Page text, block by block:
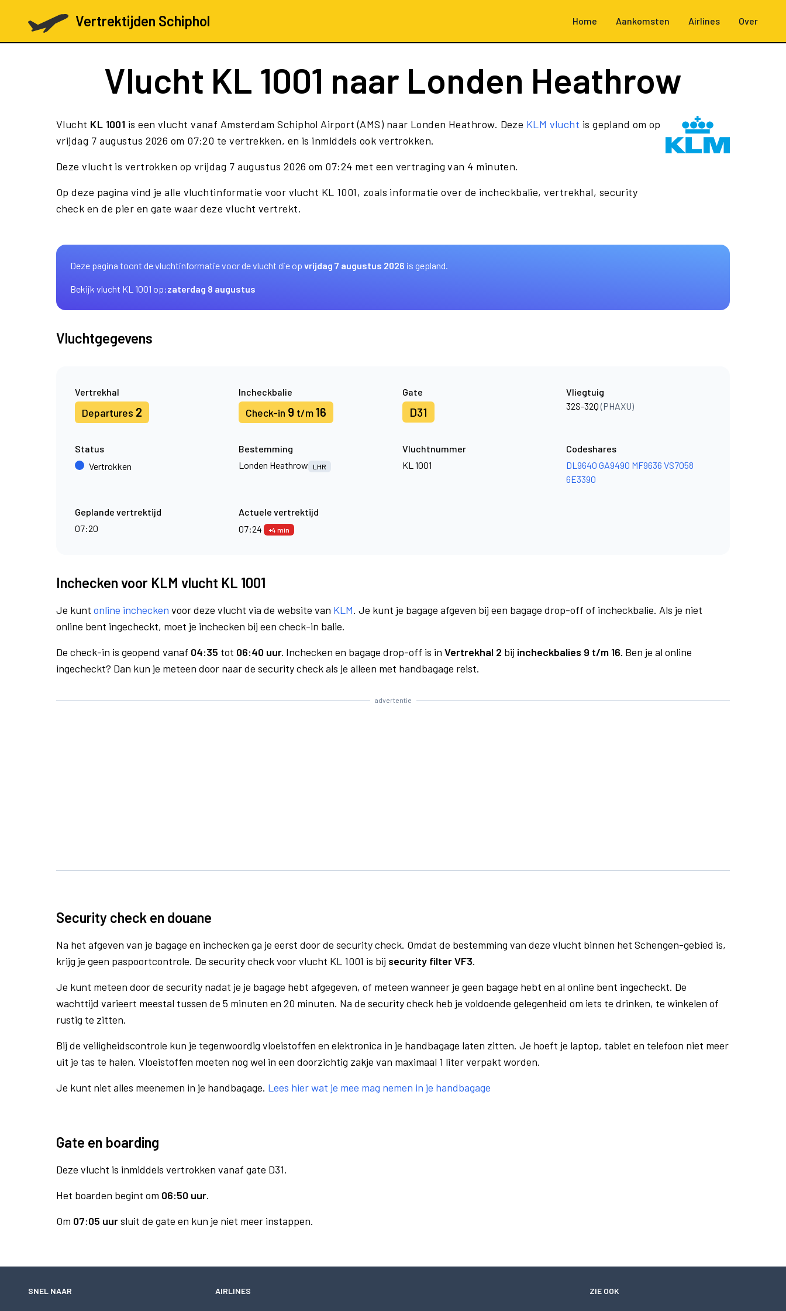
Vertrektijden Schiphol Home Aankomsten Airlines Over
Vlucht KL 1001 naar Londen Heathrow
Vlucht KL 1001 is een vlucht vanaf Amsterdam Schiphol Airport (AMS) naar Londen Heathrow. Deze KLM vlucht is gepland om op
vrijdag 7 augustus 2026 om 07:20 te vertrekken, en is inmiddels ook vertrokken.
Deze vlucht is vertrokken op vrijdag 7 augustus 2026 om 07:24 met een vertraging van 4 minuten.
Op deze pagina vind je alle vluchtinformatie voor vlucht KL 1001, zoals informatie over de incheckbalie, vertrekhal, security
check en de pier en gate waar deze vlucht vertrekt.
Deze pagina toont de vluchtinformatie voor de vlucht die op vrijdag 7 augustus 2026 is gepland.
Bekijk vlucht KL 1001 op:zaterdag 8 augustus
Vluchtgegevens
Vertrekhal
Departures 2
Incheckbalie
Check-in 9 t/m16
Gate
D31
Vliegtuig
32S-32Q(PHAXU)
Status
Vertrokken
Bestemming
Londen Heathrow
LHR
Vluchtnummer
KL 1001
Codeshares
DL9640 GA9490 MF9636 VS7058
6E3390
Geplande vertrektijd
07:20
Actuele vertrektijd
07:24
+4 min
Inchecken voor KLM vlucht KL 1001
Je kunt online inchecken voor deze vlucht via de website van KLM. Je kunt je bagage afgeven bij een bagage drop-off of incheckbalie. Als je niet
online bent ingecheckt, moet je inchecken bij een check-in balie.
De check-in is geopend vanaf 04:35 tot 06:40 uur. Inchecken en bagage drop-off is in Vertrekhal 2 bij incheckbalies 9 t/m 16. Ben je al online
ingecheckt? Dan kun je meteen door naar de security check als je alleen met handbagage reist.
advertentie
Security check en douane
Na het afgeven van je bagage en inchecken ga je eerst door de security check. Omdat de bestemming van deze vlucht binnen het Schengen-gebied is,
krijg je geen paspoortcontrole. De security check voor vlucht KL 1001 is bij security filter VF3.
Je kunt meteen door de security nadat je je bagage hebt afgegeven, of meteen wanneer je geen bagage hebt en al online bent ingecheckt. De
wachttijd varieert meestal tussen de 5 minuten en 20 minuten. Na de security check heb je voldoende gelegenheid om iets te drinken, te winkelen of
rustig te zitten.
Bij de veiligheidscontrole kun je tegenwoordig vloeistoffen en elektronica in je handbagage laten zitten. Je hoeft je laptop, tablet en telefoon niet meer
uit je tas te halen. Vloeistoffen moeten nog wel in een doorzichtig zakje van maximaal 1 liter verpakt worden.
Je kunt niet alles meenemen in je handbagage. Lees hier wat je mee mag nemen in je handbagage
Gate en boarding
Deze vlucht is inmiddels vertrokken vanaf gate D31.
Het boarden begint om 06:50 uur.
Om 07:05 uursluit de gate en kun je niet meer instappen.
SNEL NAAR AIRLINES ZIE OOK